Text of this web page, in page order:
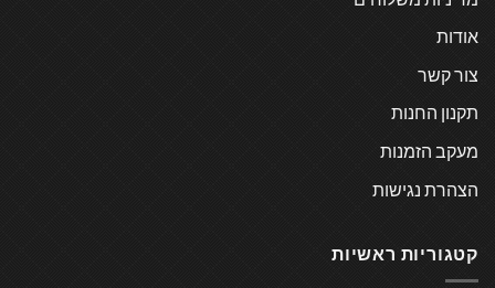
אודות
צור קשר
תקנון החנות
מעקב הזמנות
הצהרת נגישות
קטגוריות ראשיות